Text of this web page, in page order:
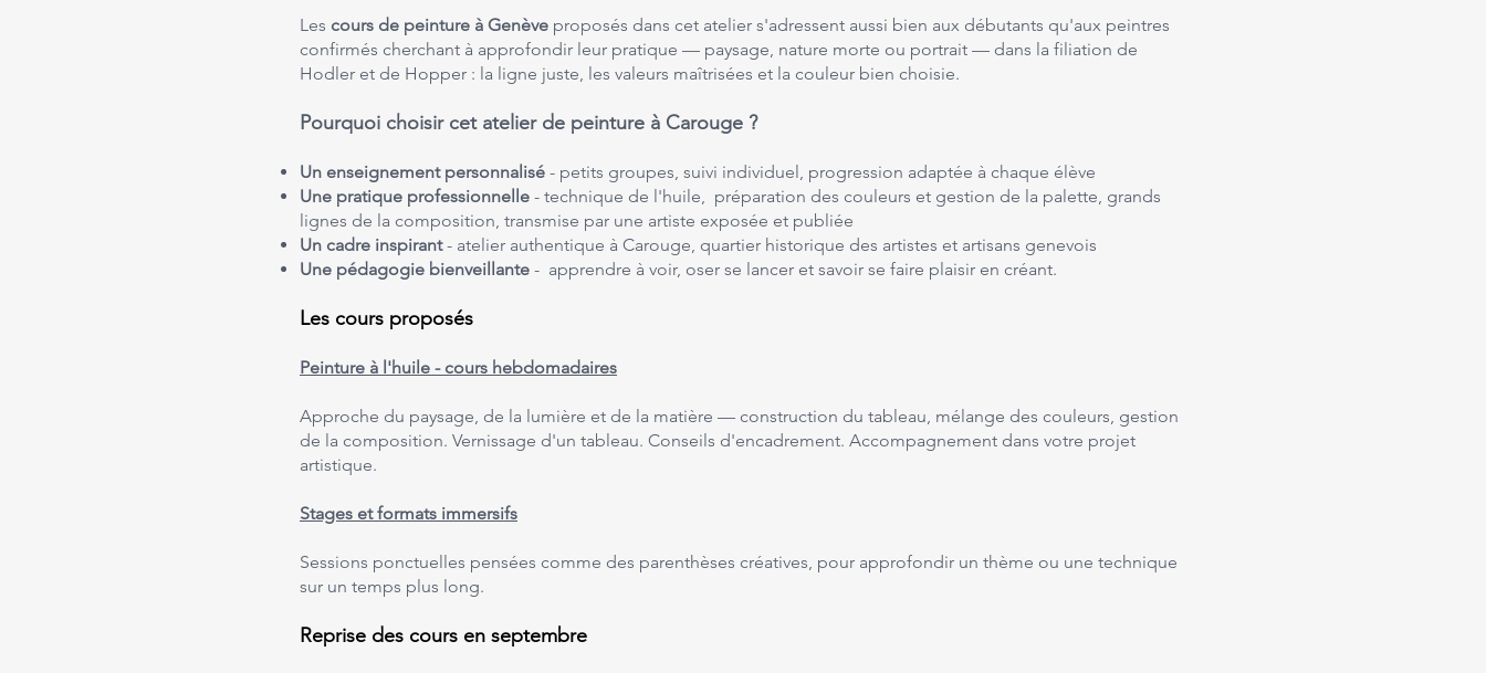
Les cours de peinture à Genève proposés dans cet atelier s'adressent aussi bien aux débutants qu'aux peintres
confirmés cherchant à approfondir leur pratique — paysage, nature morte ou portrait — dans la filiation de
Hodler et de Hopper : la ligne juste, les valeurs maîtrisées et la couleur bien choisie.
Pourquoi choisir cet atelier de peinture à Carouge ?
Un enseignement personnalisé - petits groupes, suivi individuel, progression adaptée à chaque élève
Une pratique professionnelle - technique de l'huile, préparation des couleurs et gestion de la palette, grands
lignes de la composition, transmise par une artiste exposée et publiée
Un cadre inspirant- atelier authentique à Carouge, quartier historique des artistes et artisans genevois
Une pédagogie bienveillante - apprendre à voir, oser se lancer et savoir se faire plaisir en créant.
Les cours proposés
Peinture à l'huile - cours hebdomadaires
Approche du paysage, de la lumière et de la matière — construction du tableau, mélange des couleurs, gestion
de la composition. Vernissage d'un tableau. Conseils d'encadrement. Accompagnement dans votre projet
artistique.
Stages et formats immersifs
Sessions ponctuelles pensées comme des parenthèses créatives, pour approfondir un thème ou une technique
sur un temps plus long.
Reprise des cours en septembre